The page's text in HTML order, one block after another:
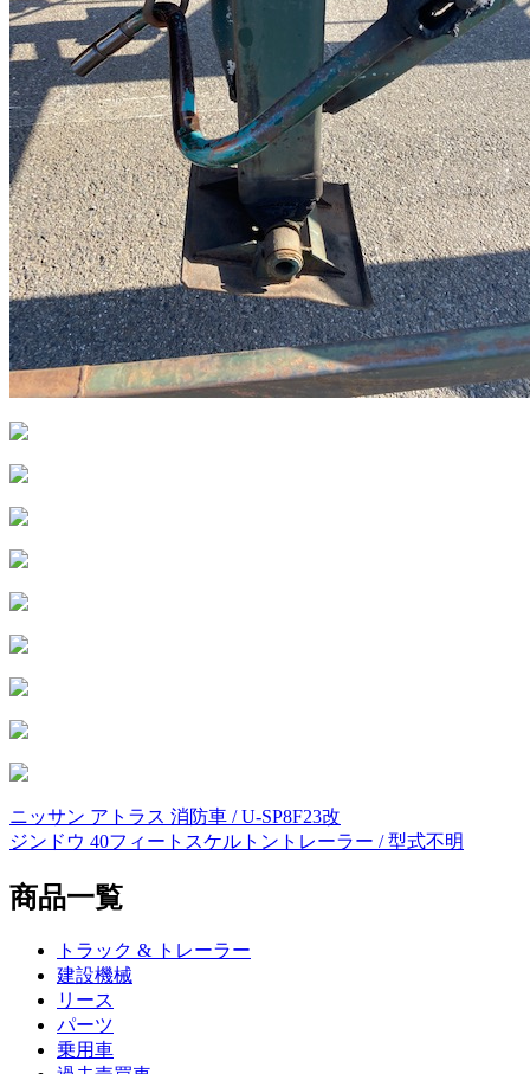
投
稿
ナ
ニッサン アトラス 消防車 / U-SP8F23改
ジンドウ 40フィートスケルトントレーラー / 型式不明
商品一覧
トラック & トレーラー
建設機械
リース
パーツ
乗用車